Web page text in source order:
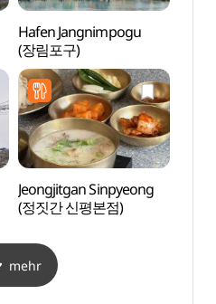
Hafen Jangnimpogu
(장림포구)
Jeongjitgan Sinpyeong
(정짓간 신평본점)
mehr